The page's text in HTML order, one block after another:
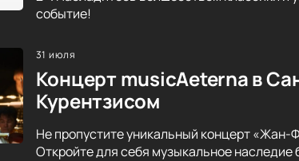
событие!
31 июля
Концерт musicAeterna в
Курентзисом
Не пропустите уникальный концерт
Откройте для себя музыкальное